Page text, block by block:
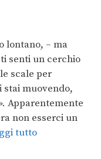
lontano, – ma
senti un cerchio
scale per
stai muovendo,
Apparentemente
non esserci un
tutto